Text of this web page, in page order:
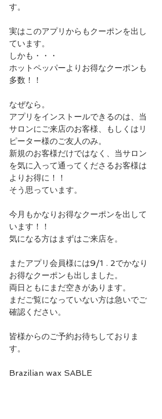
す。
実はこのアプリからもクーポンを出し
ています。
しかも・・・
ホットペッパーよりお得なクーポンも
多数！！
なぜなら。
アプリをインストールできるのは、当
サロンにご来店のお客様、もしくはリ
ピーター様のご友人のみ。
新規のお客様だけではなく、当サロン
を気に入って通ってくださるお客様は
よりお得に！！
そう思っています。
今月もかなりお得なクーポンを出して
います！！
気になる方はまずはご来店を。
またアプリ会員様には9/1 . 2でかなり
お得なクーポンも出しました。
両日ともにまだ空きがあります。
まだご覧になっていない方は急いでご
確認ください。
皆様からのご予約お待ちしておりま
す。
Brazilian wax SABLE